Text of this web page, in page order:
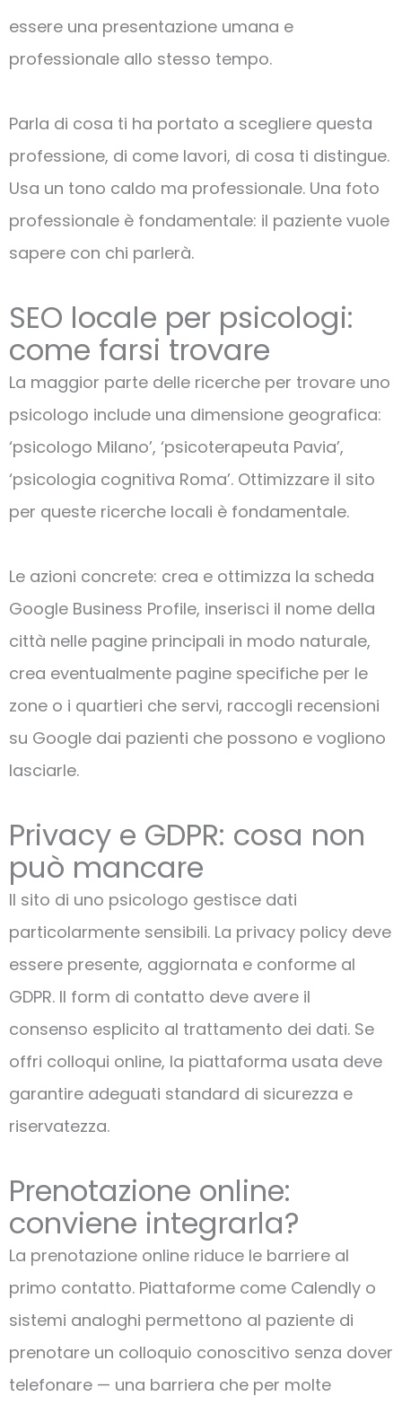
essere una presentazione umana e
professionale allo stesso tempo.
Parla di cosa ti ha portato a scegliere questa
professione, di come lavori, di cosa ti distingue.
Usa un tono caldo ma professionale. Una foto
professionale è fondamentale: il paziente vuole
sapere con chi parlerà.
SEO locale per psicologi:
come farsi trovare
La maggior parte delle ricerche per trovare uno
psicologo include una dimensione geografica:
‘psicologo Milano’, ‘psicoterapeuta Pavia’,
‘psicologia cognitiva Roma’. Ottimizzare il sito
per queste ricerche locali è fondamentale.
Le azioni concrete: crea e ottimizza la scheda
Google Business Profile, inserisci il nome della
città nelle pagine principali in modo naturale,
crea eventualmente pagine specifiche per le
zone o i quartieri che servi, raccogli recensioni
su Google dai pazienti che possono e vogliono
lasciarle.
Privacy e GDPR: cosa non
può mancare
Il sito di uno psicologo gestisce dati
particolarmente sensibili. La privacy policy deve
essere presente, aggiornata e conforme al
GDPR. Il form di contatto deve avere il
consenso esplicito al trattamento dei dati. Se
offri colloqui online, la piattaforma usata deve
garantire adeguati standard di sicurezza e
riservatezza.
Prenotazione online:
conviene integrarla?
La prenotazione online riduce le barriere al
primo contatto. Piattaforme come Calendly o
sistemi analoghi permettono al paziente di
prenotare un colloquio conoscitivo senza dover
telefonare — una barriera che per molte